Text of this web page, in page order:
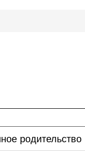
родительство